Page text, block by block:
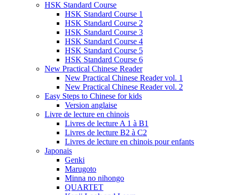
HSK Standard Course
HSK Standard Course 1
HSK Standard Course 2
HSK Standard Course 3
HSK Standard Course 4
HSK Standard Course 5
HSK Standard Course 6
New Practical Chinese Reader
New Practical Chinese Reader vol. 1
New Practical Chinese Reader vol. 2
Easy Steps to Chinese for kids
Version anglaise
Livre de lecture en chinois
Livres de lecture A 1 à B1
Livres de lecture B2 à C2
Livres de lecture en chinois pour enfants
Japonais
Genki
Marugoto
Minna no nihongo
QUARTET